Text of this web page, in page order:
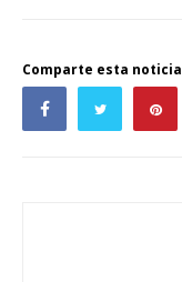
Comparte esta noticia